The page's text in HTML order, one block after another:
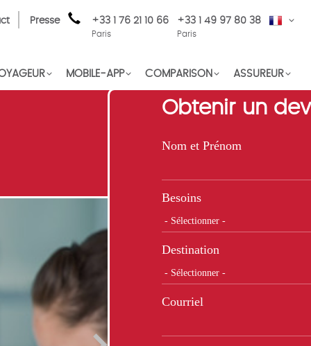
FR
Presse +33 1 76 21 10 66
Paris
+33 1 49 97 80 38
Paris
ASSUREUR
COMPARISON
MOBILE-APP
Obtenir un
Nom et Prénom
Besoins
Destination
Courriel